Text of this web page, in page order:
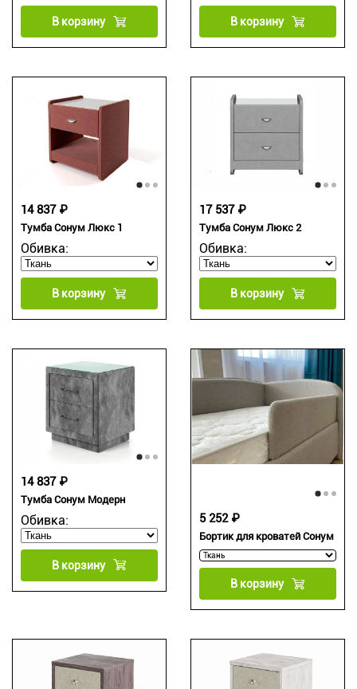
В корзину В корзину
Тумба Сонум Люкс 1
Обивка:
14 837 ₽
В корзину
Тумба Сонум Люкс 2
Обивка:
17 537 ₽
В корзину
Тумба Сонум Модерн
Обивка:
14 837 ₽
В корзину
Бортик для кроватей Сонум
5 252 ₽
В корзину